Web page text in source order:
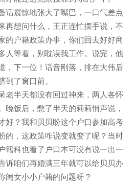
震惊地张大了嘴巴，一口气差点
再想问什么，王正连忙摆手说，不
的户籍政策办事，你们回去好好商
人等着，别耽误我工作。说完，他
，下一位！话音刚落，排在大伟后
到了窗口前。
半天都没有回过神来，两人各怀
晚饭后，憋了半天的莉莉悄声说，
好？我和贝贝盼这个户口参加高考
的，这政策咋说变就变了呢？当时
籍科也看了户口本可没有说一出一
诉咱们再婚满三年就可以给贝贝办
闺女小小户籍的问题呀？